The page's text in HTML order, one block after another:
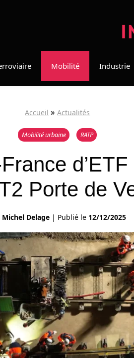
Mobilité Industrie
Accueil »Actualités
Mobilité urbaine RATP
Porte de
Michel Delage | Publié le 12/12/2025